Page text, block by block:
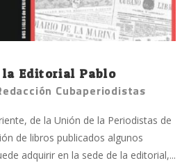
Editorial Pablo
Cubaperiodistas
de la Unión de la Periodistas de
de libros publicados algunos
adquirir en la sede de la editorial,...